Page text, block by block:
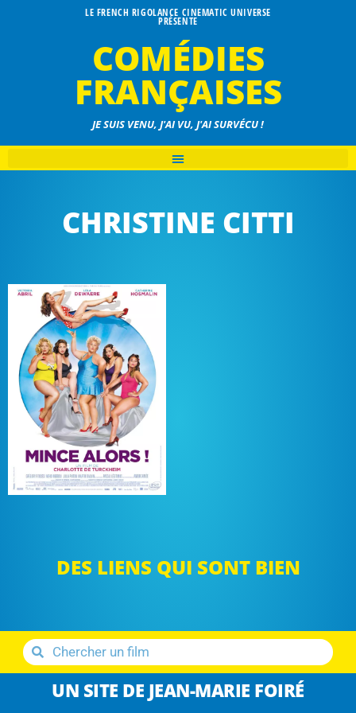
LE FRENCH RIGOLANCE CINEMATIC UNIVERSE
PRÉSENTE
COMÉDIES
FRANÇAISES
JE SUIS VENU, J'AI VU, J'AI SURVÉCU !
CHRISTINE CITTI
DES LIENS QUI SONT BIEN
UN SITE DE JEAN-MARIE FOIRÉ